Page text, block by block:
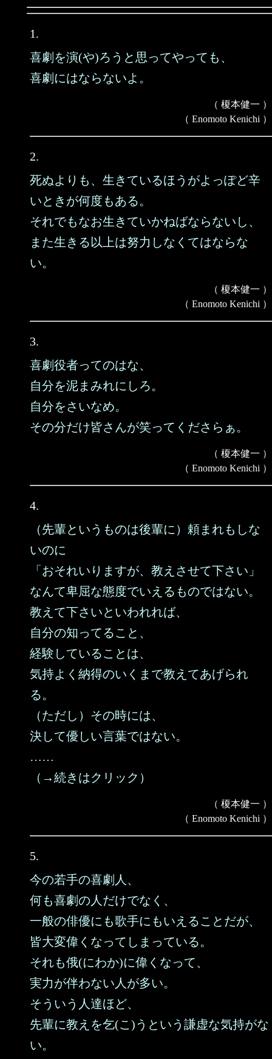
1.
喜劇を演(や)ろうと思ってやっても、
喜劇にはならないよ。
（ 榎本健一 ）
（ Enomoto Kenichi ）
2.
死ぬよりも、生きているほうがよっぽど辛
いときが何度もある。
それでもなお生きていかねばならないし、
また生きる以上は努力しなくてはならな
い。
（ 榎本健一 ）
（ Enomoto Kenichi ）
3.
喜劇役者ってのはな、
自分を泥まみれにしろ。
自分をさいなめ。
その分だけ皆さんが笑ってくださらぁ。
（ 榎本健一 ）
（ Enomoto Kenichi ）
4.
（先輩というものは後輩に）頼まれもしな
いのに
「おそれいりますが、教えさせて下さい」
なんて卑屈な態度でいえるものではない。
教えて下さいといわれれば、
自分の知ってること、
経験していることは、
気持よく納得のいくまで教えてあげられ
る。
（ただし）その時には、
決して優しい言葉ではない。
……
（→続きはクリック）
（ 榎本健一 ）
（ Enomoto Kenichi ）
5.
今の若手の喜劇人、
何も喜劇の人だけでなく、
一般の俳優にも歌手にもいえることだが、
皆大変偉くなってしまっている。
それも俄(にわか)に偉くなって、
実力が伴わない人が多い。
そういう人達ほど、
先輩に教えを乞(こ)うという謙虚な気持がな
い。